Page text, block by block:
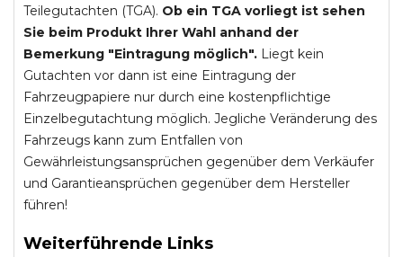
Teilegutachten (TGA). Ob ein TGA vorliegt ist sehen
Sie beim Produkt Ihrer Wahl anhand der
Bemerkung "Eintragung möglich". Liegt kein
Gutachten vor dann ist eine Eintragung der
Fahrzeugpapiere nur durch eine kostenpflichtige
Einzelbegutachtung möglich. Jegliche Veränderung des
Fahrzeugs kann zum Entfallen von
Gewährleistungsansprüchen gegenüber dem Verkäufer
und Garantieansprüchen gegenüber dem Hersteller
führen!
Weiterführende Links